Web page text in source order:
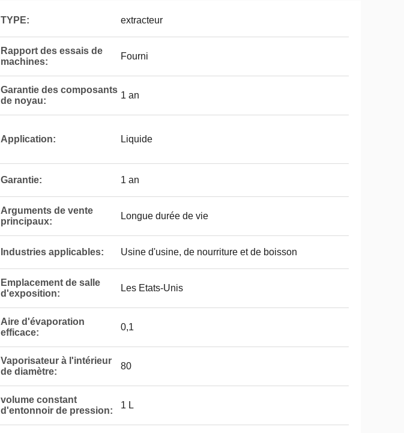
TYPE: extracteur
Rapport des essais de
machines:
Fourni
Garantie des composants
de noyau:
1 an
Application: Liquide
Garantie: 1 an
Arguments de vente
principaux:
Longue durée de vie
Industries applicables: Usine d'usine, de nourriture et de boisson
Emplacement de salle
d'exposition:
Les Etats-Unis
Aire d'évaporation
efficace:
0,1
Vaporisateur à l'intérieur
de diamètre:
80
volume constant
d'entonnoir de pression:
1 L